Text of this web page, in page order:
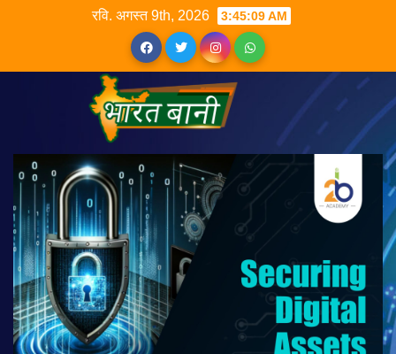
रवि. अगस्त 9th, 2026 3:45:09 AM